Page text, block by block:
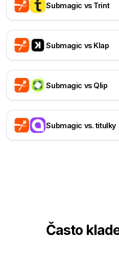
Submagic vs Trint
Submagic vs Klap
Submagic vs Qlip
Submagic vs. titulky
Často